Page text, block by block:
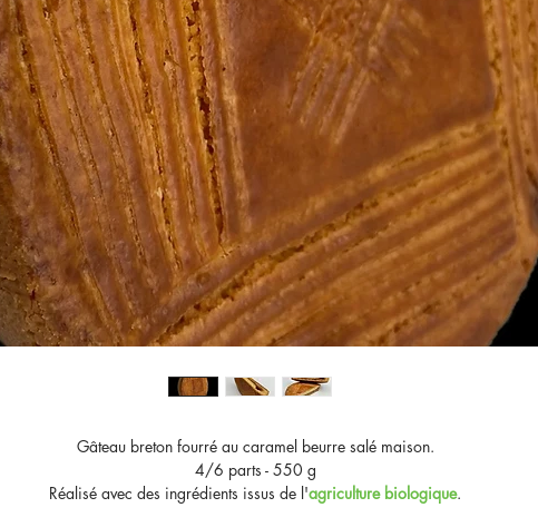
Gâteau breton fourré au caramel beurre salé maison.
4/6 parts - 550 g
Réalisé avec des ingrédients issus de l'agriculture biologique.